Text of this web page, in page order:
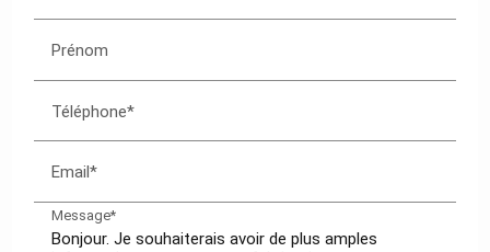
Prénom
Téléphone*
Email*
Message*